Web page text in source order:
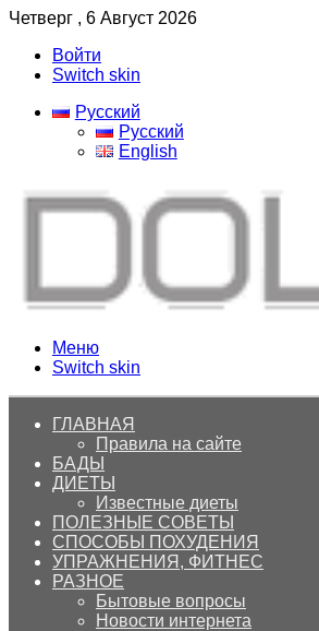
Четверг , 6 Август 2026
Войти
Switch skin
Русский
Русский
English
Меню
Switch skin
ГЛАВНАЯ
Правила на сайте
БАДЫ
ДИЕТЫ
Известные диеты
ПОЛЕЗНЫЕ СОВЕТЫ
СПОСОБЫ ПОХУДЕНИЯ
УПРАЖНЕНИЯ, ФИТНЕС
РАЗНОЕ
Бытовые вопросы
Новости интернета